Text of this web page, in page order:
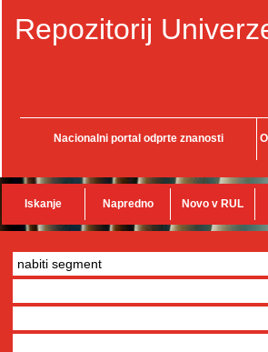
Repozitorij
Nacionalni portal odprte znanosti
Iskanje Napredno Novo v RUL